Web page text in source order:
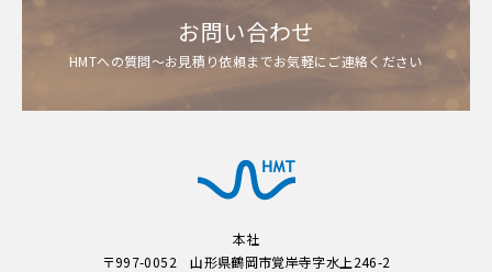
お問い合わせ
HMTへの質問～お見積り依頼までお気軽にご連絡ください
本社
〒997-0052 山形県鶴岡市覚岸寺字水上246-2